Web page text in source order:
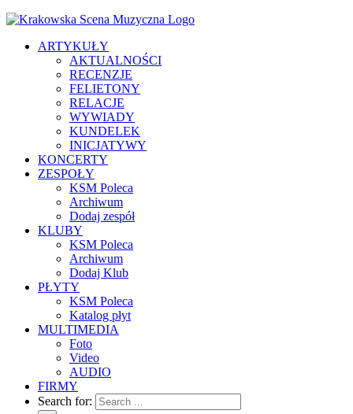
ARTYKUŁY
AKTUALNOŚCI
RECENZJE
FELIETONY
RELACJE
WYWIADY
KUNDELEK
INICJATYWY
KONCERTY
ZESPOŁY
KSM Poleca
Archiwum
Dodaj zespół
KLUBY
KSM Poleca
Archiwum
Dodaj Klub
PŁYTY
KSM Poleca
Katalog płyt
MULTIMEDIA
Foto
Video
AUDIO
FIRMY
Search for: